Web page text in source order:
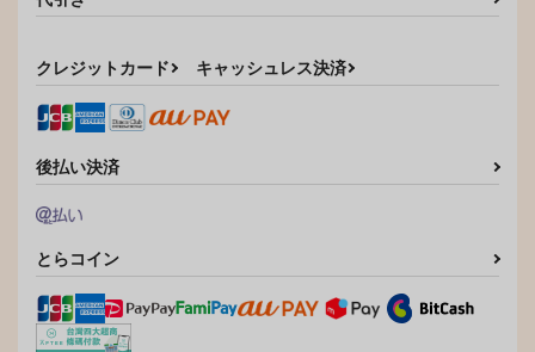
クレジットカード キャッシュレス決済
後払い決済
とらコイン